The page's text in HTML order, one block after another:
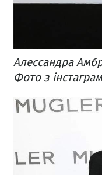
Алессандра
Фото з